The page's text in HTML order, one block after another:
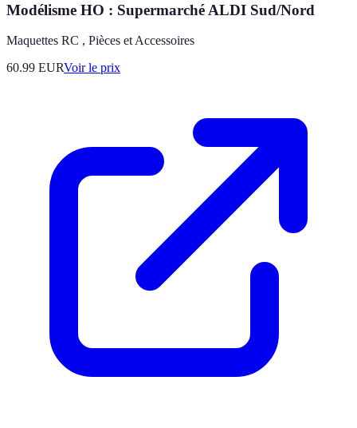
Modélisme HO : Supermarché ALDI Sud/Nord
Maquettes RC , Pièces et Accessoires
60.99 EURVoir le prix